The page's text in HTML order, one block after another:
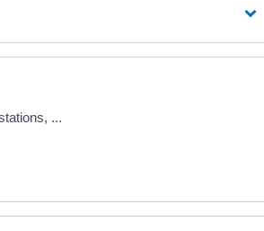
...